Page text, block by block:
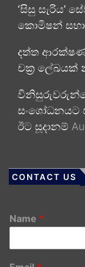
‘සිසු සැරිය’
කොමිෂන්
දත්ත ආරක්ෂණ
චක්‍ර
සංශෝධනයට
ඊට සූදානම්
CONTACT US
Name *